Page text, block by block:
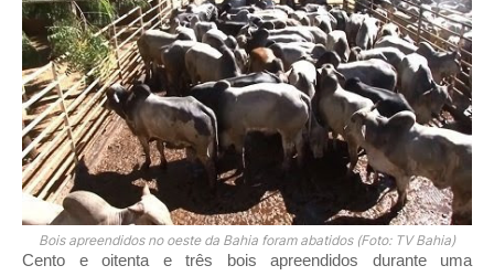
Bois apreendidos no oeste da Bahia foram abatidos (Foto: TV Bahia)
Cento e oitenta e três bois apreendidos durante uma